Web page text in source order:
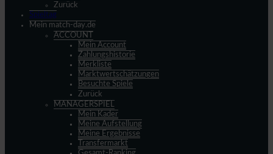
Zurück
Spieltag
Mein match-day.de
ACCOUNT
Mein Account
Zahlungshistorie
Merkliste
Marktwertschätzungen
Besuchte Spiele
Zurück
MANAGERSPIEL
Mein Kader
Meine Aufstellung
Meine Ergebnisse
Transfermarkt